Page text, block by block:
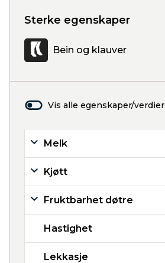
Sterke egenskaper
Bein og klauver
Vis alle egenskaper/verdier
Melk
Kjøtt
Fruktbarhet døtre
Hastighet
Lekkasje